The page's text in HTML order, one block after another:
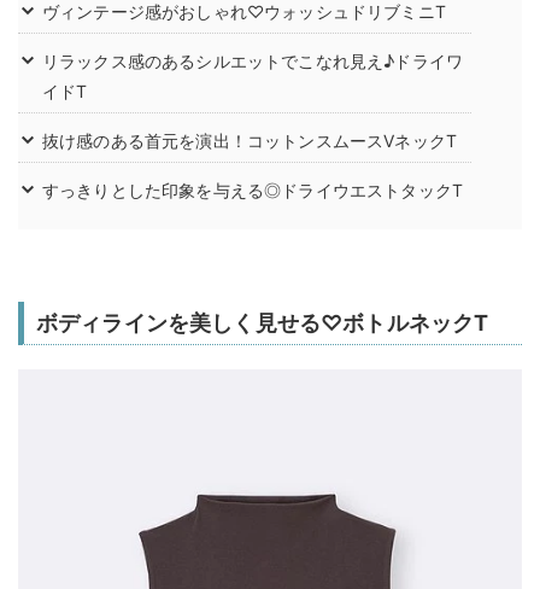
ヴィンテージ感がおしゃれ♡ウォッシュドリブミニT
リラックス感のあるシルエットでこなれ見え♪ドライワ
イドT
抜け感のある首元を演出！コットンスムースVネックT
すっきりとした印象を与える◎ドライウエストタックT
ボディラインを美しく見せる♡ボトルネックT